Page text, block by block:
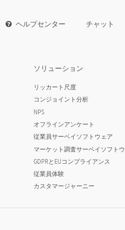
ヘルプセンター チャット
ソリューション
リッカート尺度
コンジョイント分析
NPS
オフラインアンケート
従業員サーベイソフトウェア
マーケット調査サーベイソフト
GDPRとEUコンプライアンス
従業員体験
カスタマージャーニー